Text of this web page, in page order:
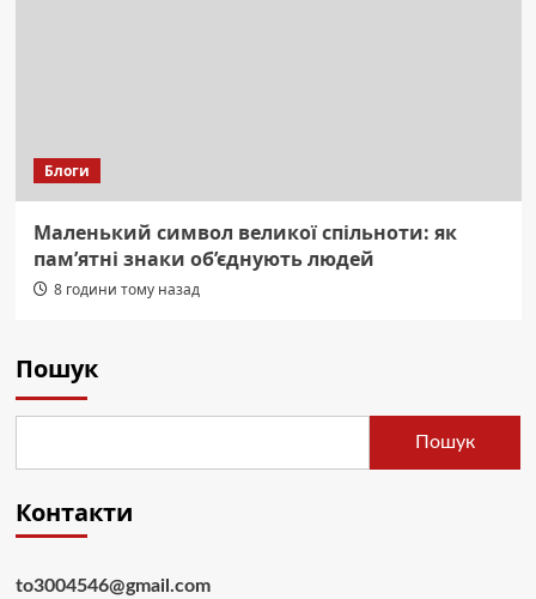
Блоги
Маленький символ великої спільноти: як
пам’ятні знаки об’єднують людей
8 години тому назад
Пошук
Пошук
Контакти
to3004546@gmail.com